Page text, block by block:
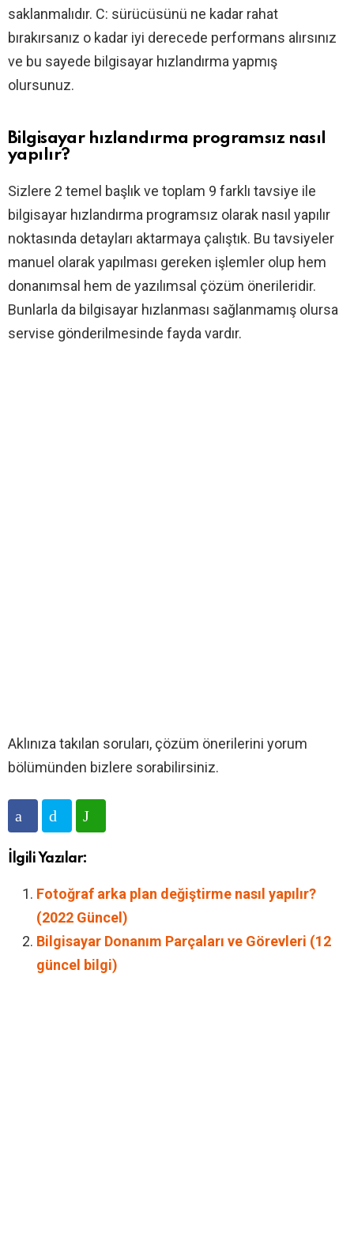
saklanmalıdır. C: sürücüsünü ne kadar rahat
bırakırsanız o kadar iyi derecede performans alırsınız
ve bu sayede bilgisayar hızlandırma yapmış
olursunuz.
Bilgisayar hızlandırma programsız nasıl
yapılır?
Sizlere 2 temel başlık ve toplam 9 farklı tavsiye ile
bilgisayar hızlandırma programsız olarak nasıl yapılır
noktasında detayları aktarmaya çalıştık. Bu tavsiyeler
manuel olarak yapılması gereken işlemler olup hem
donanımsal hem de yazılımsal çözüm önerileridir.
Bunlarla da bilgisayar hızlanması sağlanmamış olursa
servise gönderilmesinde fayda vardır.
Aklınıza takılan soruları, çözüm önerilerini yorum
bölümünden bizlere sorabilirsiniz.
İlgili Yazılar:
Fotoğraf arka plan değiştirme nasıl yapılır?
(2022 Güncel)
Bilgisayar Donanım Parçaları ve Görevleri (12
güncel bilgi)